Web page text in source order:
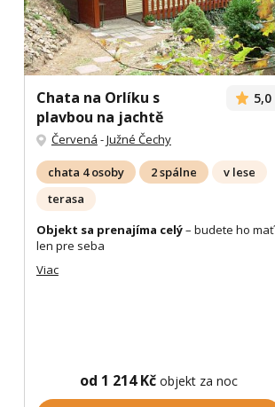
Chata na Orlíku s
plavbou na jachtě
5,0
Červená -Južné Čechy
chata 4 osoby 2 spálne
v lese
terasa
Objekt sa prenajíma celý– budete ho mať
len pre seba
Viac
od 1 214 Kčobjekt za noc